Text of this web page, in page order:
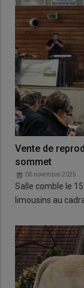
Vente de
sommet
06 novembre 2025
Salle comble le
limousins au